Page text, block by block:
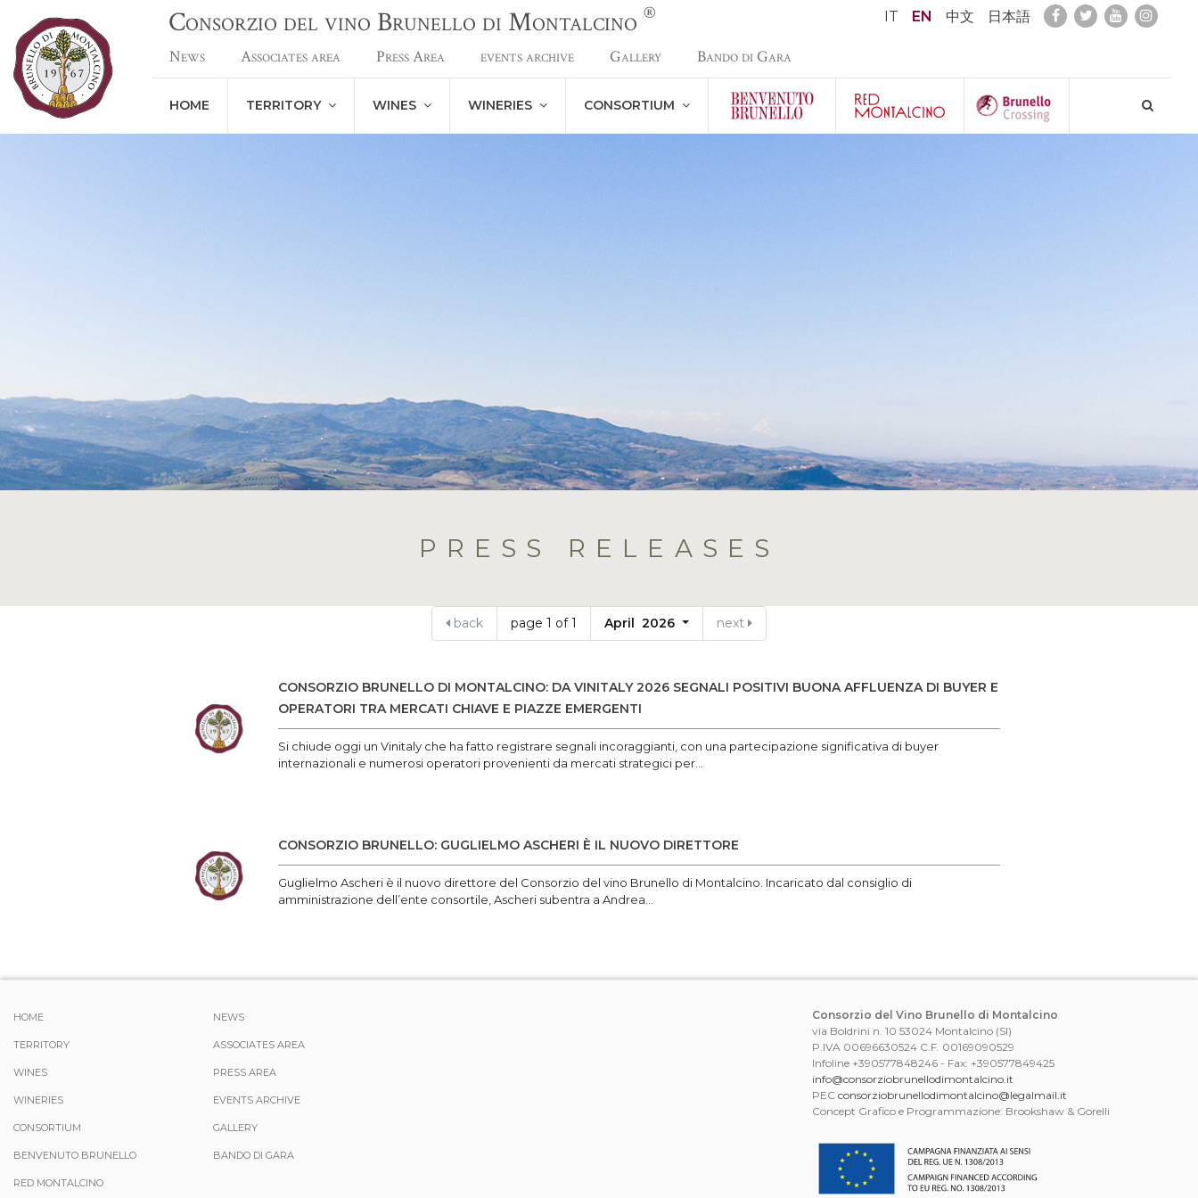
Consorzio del vino Brunello di Montalcino ® IT EN 中文 日本語
News Associates area Press Area events archive Gallery Bando di Gara
HOME TERRITORY WINES WINERIES CONSORTIUM
PRESS RELEASES
back page 1 of 1 April 2026 next
CONSORZIO BRUNELLO DI MONTALCINO: DA VINITALY 2026 SEGNALI POSITIVI BUONA AFFLUENZA DI BUYER E
OPERATORI TRA MERCATI CHIAVE E PIAZZE EMERGENTI
Si chiude oggi un Vinitaly che ha fatto registrare segnali incoraggianti, con una partecipazione significativa di buyer
internazionali e numerosi operatori provenienti da mercati strategici per...
CONSORZIO BRUNELLO: GUGLIELMO ASCHERI È IL NUOVO DIRETTORE
Guglielmo Ascheri è il nuovo direttore del Consorzio del vino Brunello di Montalcino. Incaricato dal consiglio di
amministrazione dell’ente consortile, Ascheri subentra a Andrea...
HOME
TERRITORY
WINES
WINERIES
CONSORTIUM
BENVENUTO BRUNELLO
RED MONTALCINO
NEWS
ASSOCIATES AREA
PRESS AREA
EVENTS ARCHIVE
GALLERY
BANDO DI GARA
Consorzio del Vino Brunello di Montalcino
via Boldrini n. 10 53024 Montalcino (SI)
P.IVA 00696630524 C.F. 00169090529
Infoline +390577848246 - Fax: +390577849425
info@consorziobrunellodimontalcino.it
PEC consorziobrunellodimontalcino@legalmail.it
Concept Grafico e Programmazione: Brookshaw & Gorelli